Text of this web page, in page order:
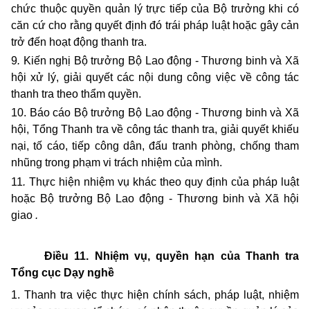
chức thuộc quyền quản lý trực tiếp của Bộ trưởng khi có
căn cứ cho rằng quyết định đó trái pháp luật hoặc gây cản
trở đến hoạt động thanh tra.
9. Kiến nghị Bộ trưởng Bộ Lao động - Thương binh và Xã
hội xử lý, giải quyết các nội dung công việc về công tác
thanh tra theo thẩm quyền.
10. Báo cáo Bộ trưởng Bộ Lao động - Thương binh và Xã
hội, Tổng Thanh tra về công tác thanh tra, giải quyết khiếu
nại, tố cáo, tiếp công dân, đấu tranh phòng, chống tham
nhũng trong phạm vi trách nhiệm của mình.
11. Thực hiện nhiệm vụ khác theo quy định của pháp luật
hoặc Bộ trưởng Bộ Lao động - Thương binh và Xã hội
giao .
Điều 11. Nhiệm vụ, quyền hạn của Thanh tra
Tổng cục Dạy nghề
1. Thanh tra việc thực hiện chính sách, pháp luật, nhiệm